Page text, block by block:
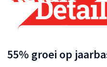
55% groei op